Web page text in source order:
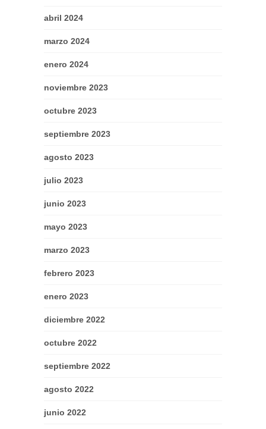
abril 2024
marzo 2024
enero 2024
noviembre 2023
octubre 2023
septiembre 2023
agosto 2023
julio 2023
junio 2023
mayo 2023
marzo 2023
febrero 2023
enero 2023
diciembre 2022
octubre 2022
septiembre 2022
agosto 2022
junio 2022